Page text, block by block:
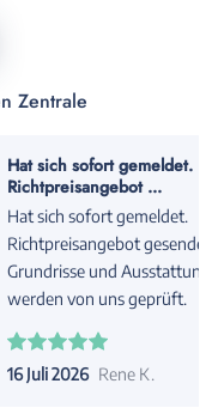
Zentrale
Hat sich sofort gemeldet.
Richtpreisangebot ...
Hat sich sofort gemeldet.
Richtpreisangebot gesendet.
Grundrisse und Ausstattung
werden von uns geprüft.
16 Juli 2026 Rene K.